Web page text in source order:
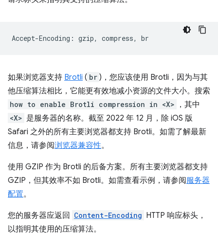
如果浏览器支持 Brotli ( br )，您应该使用 Brotli，因为与其
他压缩算法相比，它能更有效地减小资源的文件大小。搜索
how to enable Brotli compression in <X> ，其中
<X> 是服务器的名称。截至 2022 年 12 月，除 iOS 版
Safari 之外的所有主要浏览器都支持 Brotli。如需了解最新
信息，请参阅浏览器兼容性。
使用 GZIP 作为 Brotli 的后备方案。所有主要浏览器都支持
GZIP，但其效率不如 Brotli。如需查看示例，请参阅服务器
配置。
您的服务器应返回 Content-Encoding HTTP 响应标头，
以指明其使用的压缩算法。